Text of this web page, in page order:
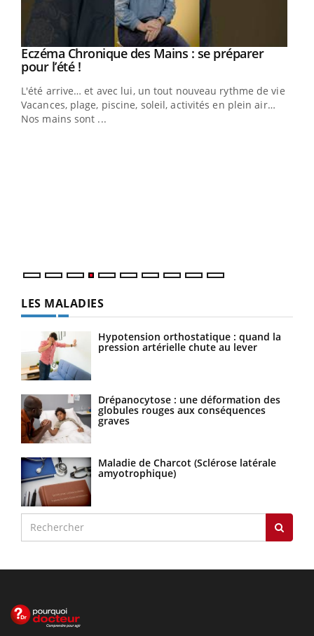
Youtube
Eczéma Chronique des Mains : se préparer
pour l’été !Youtube
L'été arrive… et avec lui, un tout nouveau rythme de vie !
Vacances, plage, piscine, soleil, activités en plein air…
Nos mains sont ...
LES MALADIES
Hypotension orthostatique : quand la
pression artérielle chute au lever
Drépanocytose : une déformation des
globules rouges aux conséquences
graves
Maladie de Charcot (Sclérose latérale
amyotrophique)